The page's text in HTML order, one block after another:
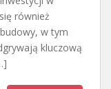
również
w tym
kluczową